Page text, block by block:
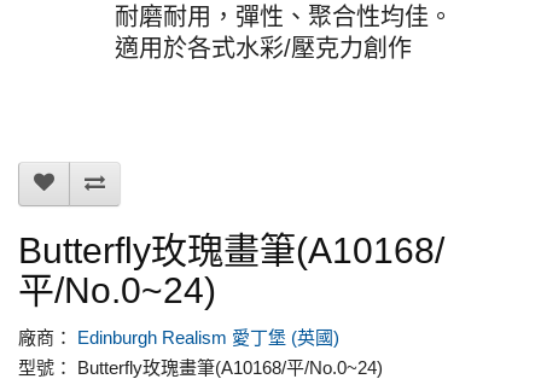
耐磨耐用，彈性、聚合性均佳。
適用於各式水彩/壓克力創作
Butterfly玫瑰畫筆(A10168/
平/No.0~24)
廠商： Edinburgh Realism 愛丁堡 (英國)
型號： Butterfly玫瑰畫筆(A10168/平/No.0~24)